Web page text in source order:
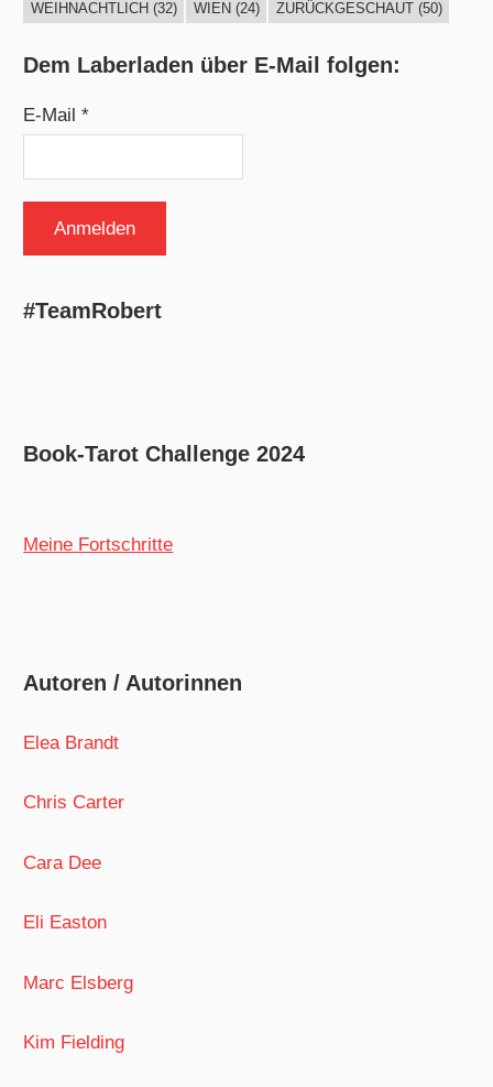
WEIHNACHTLICH (32) WIEN (24) ZURÜCKGESCHAUT(50)
Dem Laberladen über E-Mail folgen:
E-Mail *
#TeamRobert
Book-Tarot Challenge 2024
Meine Fortschritte
Autoren / Autorinnen
Elea Brandt
Chris Carter
Cara Dee
Eli Easton
Marc Elsberg
Kim Fielding